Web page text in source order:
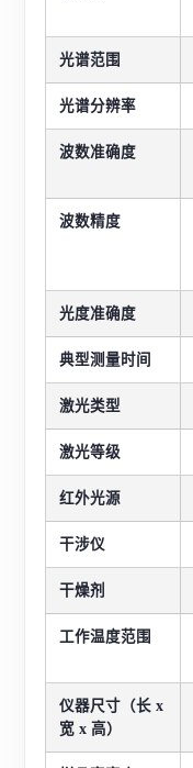
光谱范围
光谱分辨率
波数准确度
波数精度
光度准确度
典型测量时间
激光类型
激光等级
红外光源
干涉仪
干燥剂
工作温度范围
仪器尺寸（长 x
宽 x 高）